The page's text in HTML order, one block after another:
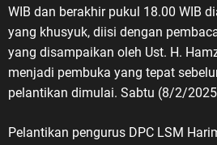
WIB dan berakhir pukul 18.00 WIB
yang khusyuk, diisi dengan
yang disampaikan oleh Ust. H.
menjadi pembuka yang tepat
pelantikan dimulai. Sabtu (8/2/
Pelantikan pengurus DPC LSM